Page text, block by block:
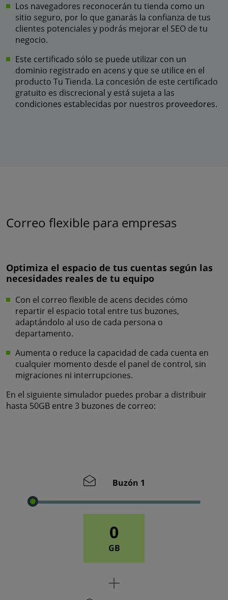
Los navegadores reconocerán tu tienda como un
sitio seguro, por lo que ganarás la confianza de tus
clientes potenciales y podrás mejorar el SEO de tu
negocio.
Este certificado sólo se puede utilizar con un
dominio registrado en acens y que se utilice en el
producto Tu Tienda. La concesión de este certificado
gratuito es discrecional y está sujeta a las
condiciones establecidas por nuestros proveedores.
Correo flexible para empresas
Optimiza el espacio de tus cuentas según las
necesidades reales de tu equipo
Con el correo flexible de acens decides cómo
repartir el espacio total entre tus buzones,
adaptándolo al uso de cada persona o
departamento.
Aumenta o reduce la capacidad de cada cuenta en
cualquier momento desde el panel de control, sin
migraciones ni interrupciones.
En el siguiente simulador puedes probar a distribuir
hasta 50GB entre 3 buzones de correo:
Buzón 1
0
GB